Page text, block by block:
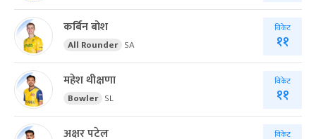
कर्बिन बोश
All Rounder SA
विकेट
११
महेश थीक्षणा
Bowler SL
विकेट
११
अक्षर पटेल विकेट